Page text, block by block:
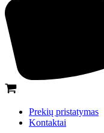
Prekių pristatymas
Kontaktai